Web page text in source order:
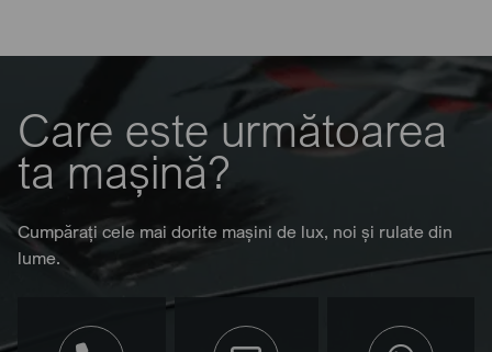
Care este următoarea
ta mașină?
Cumpărați cele mai dorite mașini de lux, noi și rulate din
lume.